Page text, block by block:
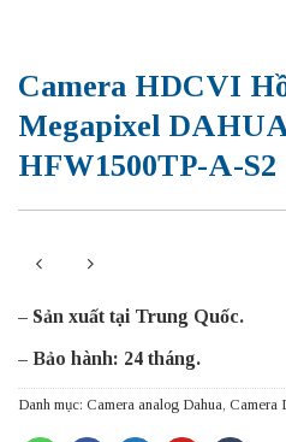
Camera HDCVI
Megapixel
HFW1500TP-A-S2
– Sản xuất tại Trung Quốc.
– Bảo hành: 24 tháng.
Danh mục: Camera analog Dahua, Camera